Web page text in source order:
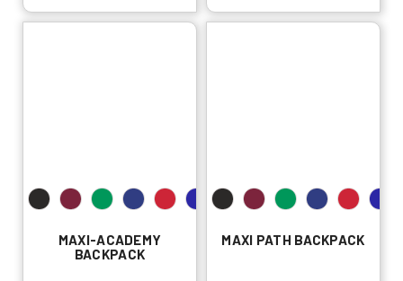
MAXI-ACADEMY
BACKPACK
MAXI PATH BACKPACK